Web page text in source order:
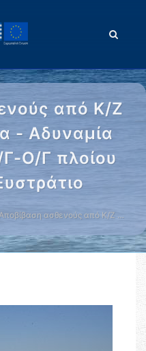
από Κ/Ζ
- Αδυναμία
Ο/Γ πλοίου
ασθενούς από Κ/Ζ …